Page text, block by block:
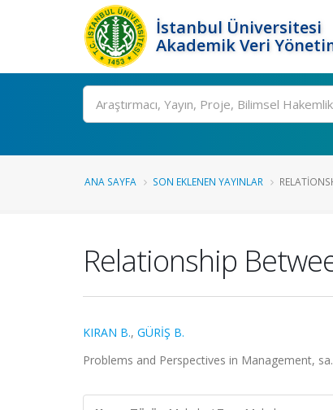
İstanbul Üniversitesi
Akademik Veri
Ara
ANA SAYFA SON EKLENEN YAYINLAR
Relationship
KIRAN B., GÜRİŞ B.
Problems and Perspectives in Management,